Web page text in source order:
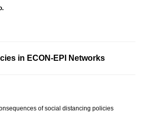
in ECON-EPI Networks
of social distancing policies